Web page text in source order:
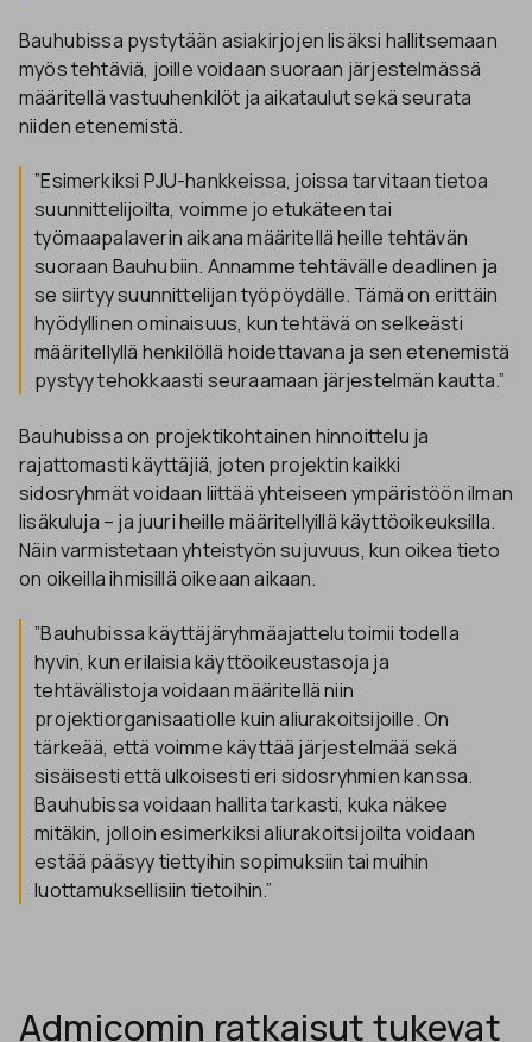
Bauhubissa pystytään asiakirjojen lisäksi hallitsemaan
myös tehtäviä, joille voidaan suoraan järjestelmässä
määritellä vastuuhenkilöt ja aikataulut sekä seurata
niiden etenemistä.
”Esimerkiksi PJU-hankkeissa, joissa tarvitaan tietoa
suunnittelijoilta, voimme jo etukäteen tai
työmaapalaverin aikana määritellä heille tehtävän
suoraan Bauhubiin. Annamme tehtävälle deadlinen ja
se siirtyy suunnittelijan työpöydälle. Tämä on erittäin
hyödyllinen ominaisuus, kun tehtävä on selkeästi
määritellyllä henkilöllä hoidettavana ja sen etenemistä
pystyy tehokkaasti seuraamaan järjestelmän kautta.”
Bauhubissa on projektikohtainen hinnoittelu ja
rajattomasti käyttäjiä, joten projektin kaikki
sidosryhmät voidaan liittää yhteiseen ympäristöön ilman
lisäkuluja – ja juuri heille määritellyillä käyttöoikeuksilla.
Näin varmistetaan yhteistyön sujuvuus, kun oikea tieto
on oikeilla ihmisillä oikeaan aikaan.
”Bauhubissa käyttäjäryhmäajattelu toimii todella
hyvin, kun erilaisia käyttöoikeustasoja ja
tehtävälistoja voidaan määritellä niin
projektiorganisaatiolle kuin aliurakoitsijoille. On
tärkeää, että voimme käyttää järjestelmää sekä
sisäisesti että ulkoisesti eri sidosryhmien kanssa.
Bauhubissa voidaan hallita tarkasti, kuka näkee
mitäkin, jolloin esimerkiksi aliurakoitsijoilta voidaan
estää pääsyy tiettyihin sopimuksiin tai muihin
luottamuksellisiin tietoihin.”
Admicomin ratkaisut tukevat